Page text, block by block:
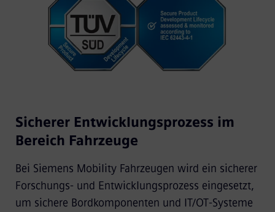
Sicherer Entwicklungsprozess im
Bereich Fahrzeuge
Bei Siemens Mobility Fahrzeugen wird ein sicherer
Forschungs- und Entwicklungsprozess eingesetzt,
um sichere Bordkomponenten und IT/OT-Systeme